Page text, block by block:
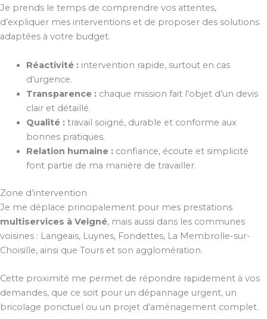
Je prends le temps de comprendre vos attentes,
d’expliquer mes interventions et de proposer des solutions
adaptées à votre budget.
Réactivité :intervention rapide, surtout en cas
d’urgence.
Transparence :chaque mission fait l’objet d’un devis
clair et détaillé.
Qualité :travail soigné, durable et conforme aux
bonnes pratiques.
Relation humaine :confiance, écoute et simplicité
font partie de ma manière de travailler.
Zone d’intervention
Je me déplace principalement pour mes prestations
multiservices à Veigné, mais aussi dans les communes
voisines : Langeais, Luynes, Fondettes, La Membrolle-sur-
Choisille, ainsi que Tours et son agglomération.
Cette proximité me permet de répondre rapidement à vos
demandes, que ce soit pour un dépannage urgent, un
bricolage ponctuel ou un projet d’aménagement complet.